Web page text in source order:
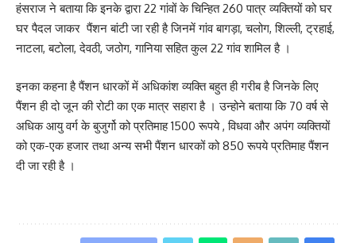
हंसराज ने बताया कि इनके द्वारा 22 गांवों के चिन्हित 260 पात्र व्यक्तियों को घर
घर पैदल जाकर पैंशन बांटी जा रही है जिनमें गांव बागड़ा, चलोग, शिल्ली, ट्रहाई,
नाटला, बटोला, देवठी, जठोग, गानिया सहित कुल 22 गांव शामिल है ।
इनका कहना है पैंशन धारकों में अधिकांश व्यक्ति बहुत ही गरीब है जिनके लिए
पैंशन ही दो जून की रोटी का एक मात्र सहारा है । उन्होने बताया कि 70 वर्ष से
अधिक आयु वर्ग के बुजुर्गो को प्रतिमाह 1500 रूपये , विधवा और अपंग व्यक्तियों
को एक-एक हजार तथा अन्य सभी पैंशन धारकों को 850 रूपये प्रतिमाह पैंशन
दी जा रही है ।